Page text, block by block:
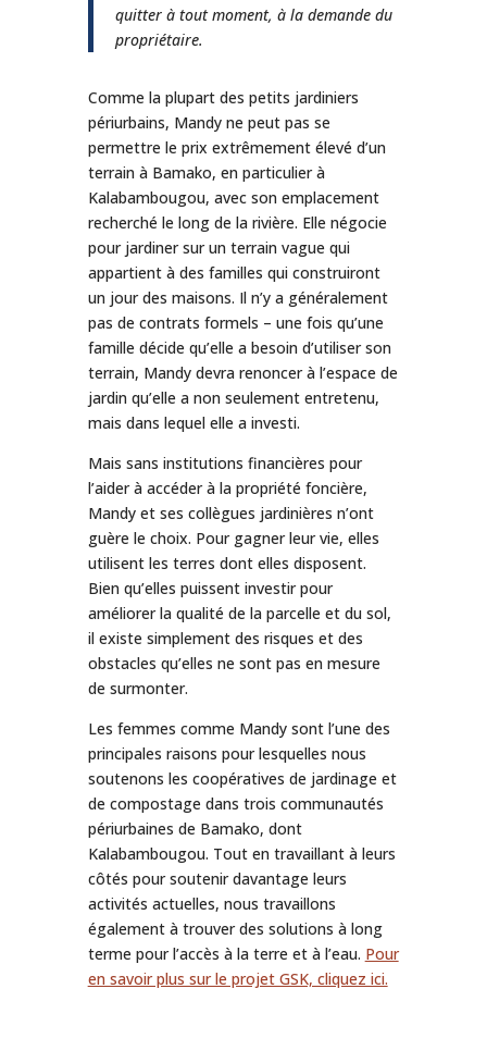
quitter à tout moment, à la demande du
propriétaire.
Comme la plupart des petits jardiniers
périurbains, Mandy ne peut pas se
permettre le prix extrêmement élevé d’un
terrain à Bamako, en particulier à
Kalabambougou, avec son emplacement
recherché le long de la rivière. Elle négocie
pour jardiner sur un terrain vague qui
appartient à des familles qui construiront
un jour des maisons. Il n’y a généralement
pas de contrats formels – une fois qu’une
famille décide qu’elle a besoin d’utiliser son
terrain, Mandy devra renoncer à l’espace de
jardin qu’elle a non seulement entretenu,
mais dans lequel elle a investi.
Mais sans institutions financières pour
l’aider à accéder à la propriété foncière,
Mandy et ses collègues jardinières n’ont
guère le choix. Pour gagner leur vie, elles
utilisent les terres dont elles disposent.
Bien qu’elles puissent investir pour
améliorer la qualité de la parcelle et du sol,
il existe simplement des risques et des
obstacles qu’elles ne sont pas en mesure
de surmonter.
Les femmes comme Mandy sont l’une des
principales raisons pour lesquelles nous
soutenons les coopératives de jardinage et
de compostage dans trois communautés
périurbaines de Bamako, dont
Kalabambougou. Tout en travaillant à leurs
côtés pour soutenir davantage leurs
activités actuelles, nous travaillons
également à trouver des solutions à long
terme pour l’accès à la terre et à l’eau. Pour
en savoir plus sur le projet GSK, cliquez ici.